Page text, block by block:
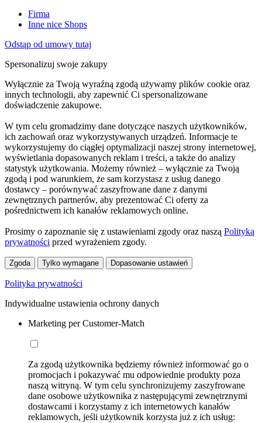
Firma
Inne nice Shops
Odstąp od umowy tutaj
Spersonalizuj swoje zakupy
Wyłącznie za Twoją wyraźną zgodą używamy plików cookie oraz
innych technologii, aby zapewnić Ci spersonalizowane
doświadczenie zakupowe.
W tym celu gromadzimy dane dotyczące naszych użytkowników,
ich zachowań oraz wykorzystywanych urządzeń. Informacje te
wykorzystujemy do ciągłej optymalizacji naszej strony internetowej,
wyświetlania dopasowanych reklam i treści, a także do analizy
statystyk użytkowania. Możemy również – wyłącznie za Twoją
zgodą i pod warunkiem, że sam korzystasz z usług danego
dostawcy – porównywać zaszyfrowane dane z danymi
zewnętrznych partnerów, aby prezentować Ci oferty za
pośrednictwem ich kanałów reklamowych online.
Prosimy o zapoznanie się z ustawieniami zgody oraz naszą Polityką
prywatności przed wyrażeniem zgody.
Zgoda Tylko wymagane Dopasowanie ustawień
Polityka prywatności
Indywidualne ustawienia ochrony danych
Marketing per Customer-Match
Za zgodą użytkownika będziemy również informować go o
promocjach i pokazywać mu odpowiednie produkty poza
naszą witryną. W tym celu synchronizujemy zaszyfrowane
dane osobowe użytkownika z następującymi zewnętrznymi
dostawcami i korzystamy z ich internetowych kanałów
reklamowych, jeśli użytkownik korzysta już z ich usług: